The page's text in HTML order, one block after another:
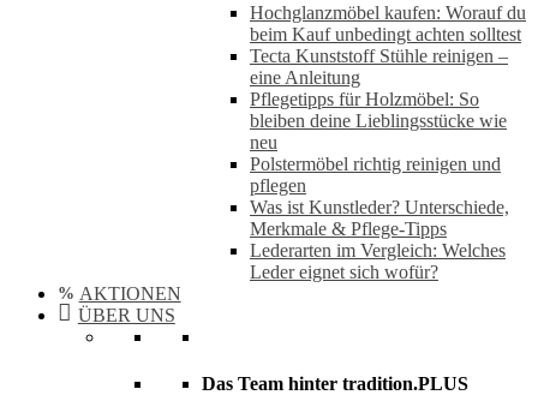
Hochglanzmöbel kaufen: Worauf du
beim Kauf unbedingt achten solltest
Tecta Kunststoff Stühle reinigen –
eine Anleitung
Pflegetipps für Holzmöbel: So
bleiben deine Lieblingsstücke wie
neu​
Polstermöbel richtig reinigen und
pflegen
Was ist Kunstleder? Unterschiede,
Merkmale & Pflege-Tipps
Lederarten im Vergleich: Welches
Leder eignet sich wofür?
AKTIONEN
ÜBER UNS
Das Team hinter tradition.PLUS